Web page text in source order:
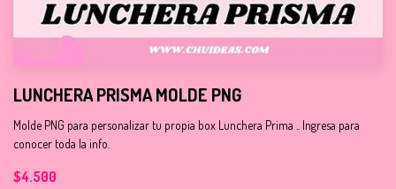
LUNCHERA PRISMA MOLDE PNG
Molde PNG para personalizar tu propia box Lunchera Prima .. Ingresa para
conocer toda la info.
$4.500